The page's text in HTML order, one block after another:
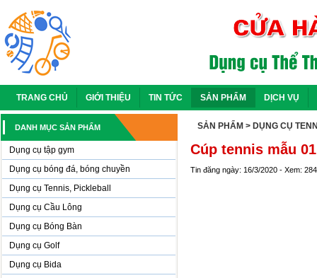
TRANG CHỦ GIỚI THIỆU TIN TỨC SẢN PHẨM DỊCH VỤ
DANH MỤC SẢN PHẨM
Dụng cụ tập gym
Dụng cụ bóng đá, bóng chuyền
Dụng cụ Tennis, Pickleball
Dụng cụ Cầu Lông
Dụng cụ Bóng Bàn
Dụng cụ Golf
Dụng cụ Bida
SẢN PHẨM > DỤNG CỤ
Cúp tennis mẫu 01
Tin đăng ngày: 16/3/2020 - Xem: